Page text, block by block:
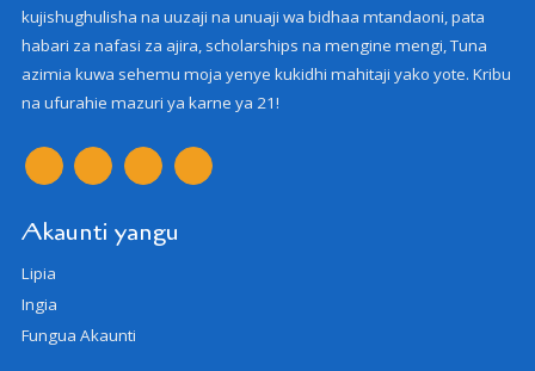
kujishughulisha na uuzaji na unuaji wa bidhaa mtandaoni, pata
habari za nafasi za ajira, scholarships na mengine mengi, Tuna
azimia kuwa sehemu moja yenye kukidhi mahitaji yako yote. Kribu
na ufurahie mazuri ya karne ya 21!
Akaunti yangu
Lipia
Ingia
Fungua Akaunti